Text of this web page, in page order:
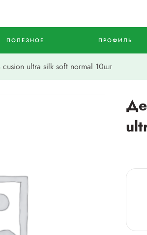
ПОЛЕЗНОЕ ПРОФИЛЬ
ultra silk soft normal 10шт